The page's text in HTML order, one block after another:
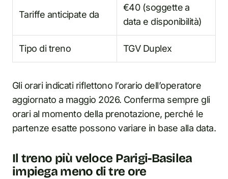
Tariffe anticipate da
€40 (soggette a
data e disponibilità)
Tipo di treno TGV Duplex
Gli orari indicati riflettono l’orario dell’operatore
aggiornato a maggio 2026. Conferma sempre gli
orari al momento della prenotazione, perché le
partenze esatte possono variare in base alla data.
Il treno più veloce Parigi-Basilea
impiega meno di tre ore